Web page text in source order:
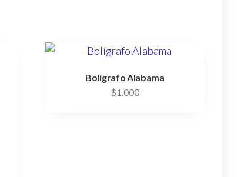
Bolígrafo Alabama
$1.000